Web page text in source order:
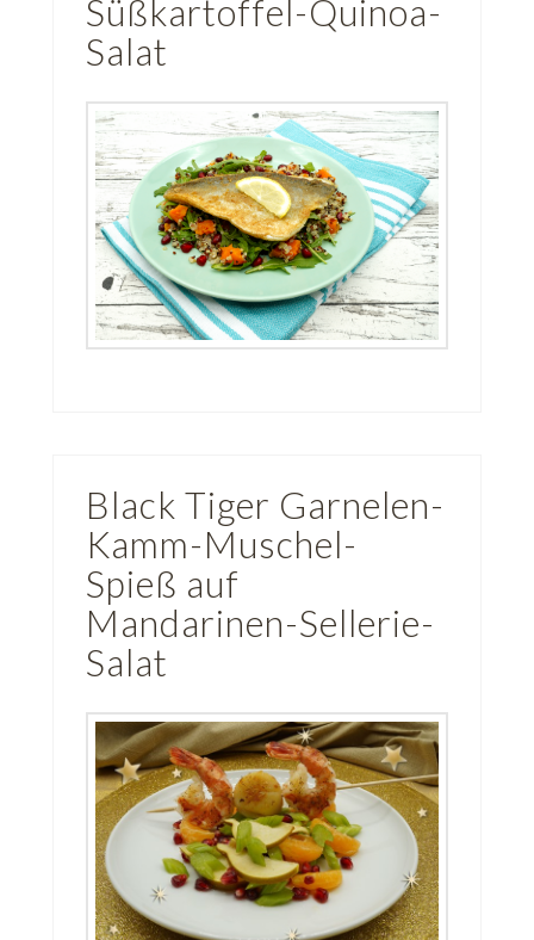
Süßkartoffel-Quinoa-
Salat
Black Tiger Garnelen-
Kamm-Muschel-
Spieß auf
Mandarinen-Sellerie-
Salat